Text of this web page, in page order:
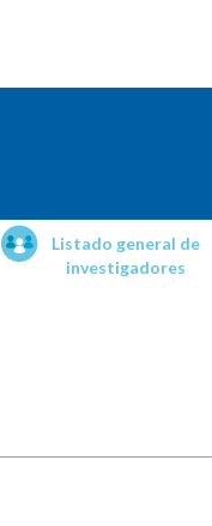
Listado general de
investigadores